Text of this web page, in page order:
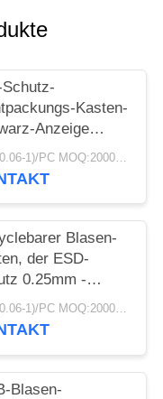
Schutz-
Kasten-
Anzeige
Paket
USD(0.06-1)/PC MOQ:2000pcs
Blasen-
der ESD-
0.25mm -
Stärke verpacktUSD(0.06-1)/PC MOQ:2000pcs
Blasen-